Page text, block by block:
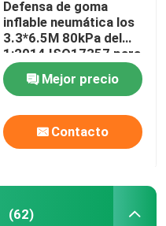
Defensa de goma
inflable neumática los
3.3*6.5M 80kPa del
1:2014 ISO17357 para
las operaciones del
STS
Mejor precio
Contacto
(62)